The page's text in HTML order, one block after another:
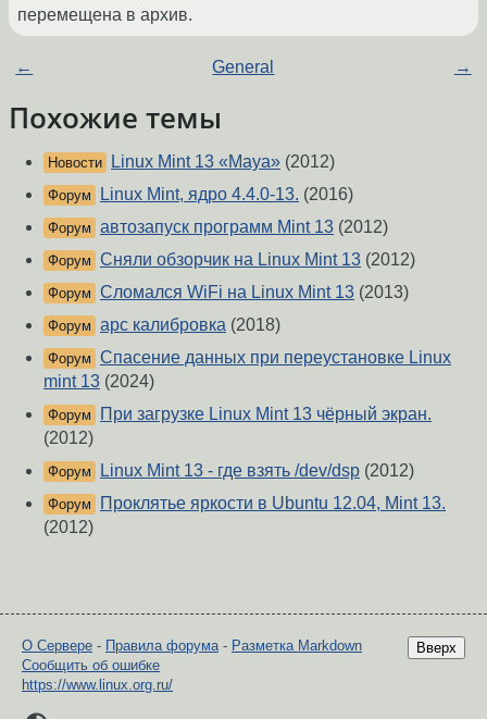
перемещена в архив.
← General →
Похожие темы
Новости Linux Mint 13 «Maya» (2012)
Форум Linux Mint, ядро 4.4.0-13. (2016)
Форум автозапуск программ Mint 13 (2012)
Форум Сняли обзорчик на Linux Mint 13 (2012)
Форум Сломался WiFi на Linux Mint 13 (2013)
Форум apc калибровка (2018)
Форум Спасение данных при переустановке Linux
mint 13 (2024)
Форум
При загрузке Linux Mint 13 чёрный экран.
(2012)
Форум Linux Mint 13 - где взять /dev/dsp (2012)
Форум
Проклятье яркости в Ubuntu 12.04, Mint 13.
(2012)
Вверх
О Сервере - Правила форума - Разметка Markdown
Сообщить об ошибке
https://www.linux.org.ru/